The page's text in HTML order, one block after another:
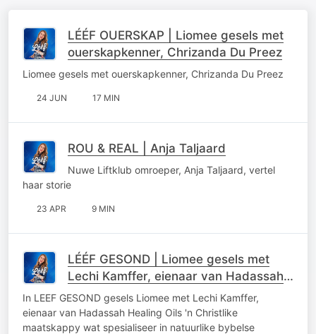
LÉÉF OUERSKAP | Liomee gesels met
ouerskapkenner, Chrizanda Du Preez
Liomee gesels met ouerskapkenner, Chrizanda Du Preez
24 JUN 17 MIN
ROU & REAL | Anja Taljaard
Nuwe Liftklub omroeper, Anja Taljaard, vertel
haar storie
23 APR 9 MIN
LÉÉF GESOND | Liomee gesels met
Lechi Kamffer, eienaar van Hadassah
Healing Oils
In LEEF GESOND gesels Liomee met Lechi Kamffer,
eienaar van Hadassah Healing Oils 'n Christlike
maatskappy wat spesialiseer in natuurlike bybelse